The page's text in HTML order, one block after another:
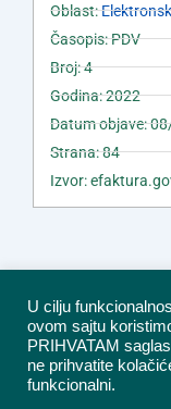
Oblast:
Časopis: PDV
Broj: 4
Godina: 2022
Datum objave:
Strana: 84
Izvor:
U cilju
ovom sajtu
PRIHVATAM
ne prihvatite
funkcionalni.